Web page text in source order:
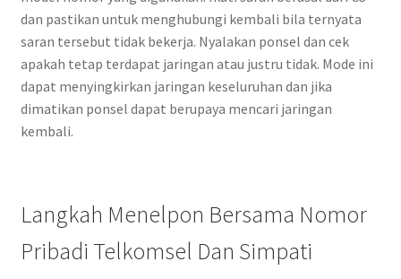
dan pastikan untuk menghubungi kembali bila ternyata
saran tersebut tidak bekerja. Nyalakan ponsel dan cek
apakah tetap terdapat jaringan atau justru tidak. Mode ini
dapat menyingkirkan jaringan keseluruhan dan jika
dimatikan ponsel dapat berupaya mencari jaringan
kembali.
Langkah Menelpon Bersama Nomor
Pribadi Telkomsel Dan Simpati